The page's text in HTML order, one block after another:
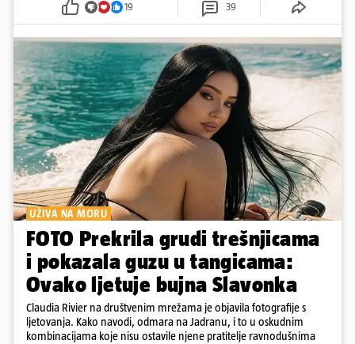
19 39
UŽIVA NA MORU
FOTO Prekrila grudi trešnjicama
i pokazala guzu u tangicama:
Ovako ljetuje bujna Slavonka
Claudia Rivier na društvenim mrežama je objavila fotografije s
ljetovanja. Kako navodi, odmara na Jadranu, i to u oskudnim
kombinacijama koje nisu ostavile njene pratitelje ravnodušnima